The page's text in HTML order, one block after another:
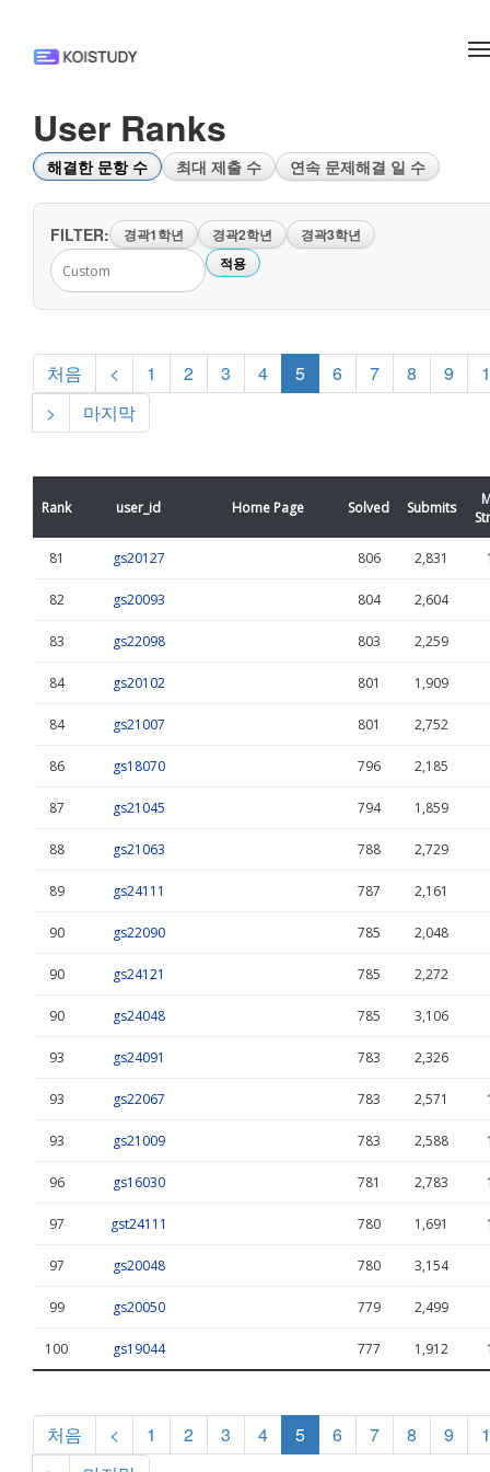
User Ranks
해결한 문항 수 최대 제출 수 연속 문제해결 일 수
FILTER: 경곽1학년 경곽2학년
경곽3학년
적용
처음 < 1 2 3 4 5 6 7 8 9
>
마지막
Rank user_id Home Page Solved Submits
81 gs20127 806 2,831
82 gs20093 804 2,604
83 gs22098 803 2,259
84 gs20102 801 1,909
84 gs21007 801 2,752
86 gs18070 796 2,185
87 gs21045 794 1,859
88 gs21063 788 2,729
89 gs24111 787 2,161
90 gs22090 785 2,048
90 gs24121 785 2,272
90 gs24048 785 3,106
93 gs24091 783 2,326
93 gs22067 783 2,571
93 gs21009 783 2,588
96 gs16030 781 2,783
97 gst24111 780 1,691
97 gs20048 780 3,154
99 gs20050 779 2,499
100 gs19044 777 1,912
처음 < 1 2 3 4 5 6 7 8 9